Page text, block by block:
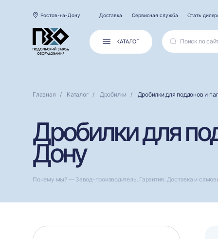
Ростов-на-Дону Доставка Сервисная служба Стать
КАТАЛОГ
Главная Каталог Дробилки Дробилки для поддонов и
Дробилки для
Дону
Почему мы? — Завод-производитель. Гарантия. Доставка и